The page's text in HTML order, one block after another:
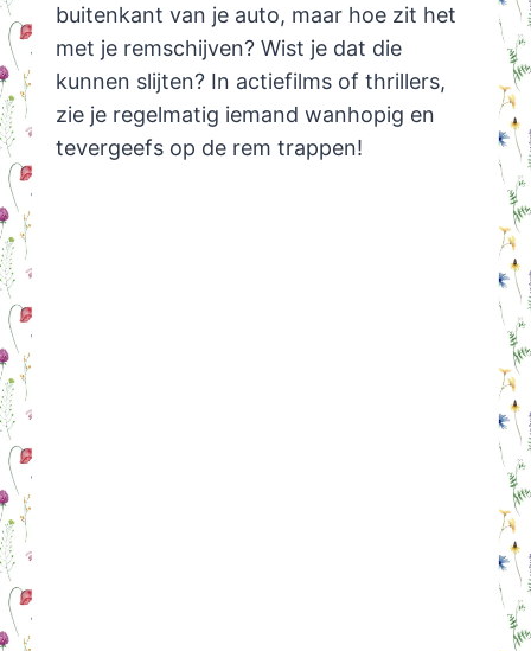
buitenkant van je auto, maar hoe zit het
met je remschijven? Wist je dat die
kunnen slijten? In actiefilms of thrillers,
zie je regelmatig iemand wanhopig en
tevergeefs op de rem trappen!